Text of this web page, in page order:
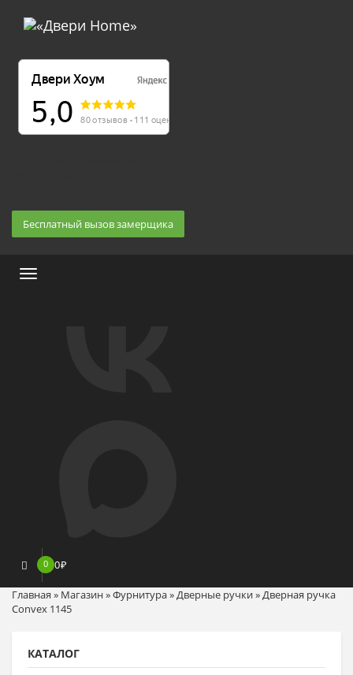
Бесплатный вызов замерщика
Меню
0 0₽
Главная » Магазин»Фурнитура»Дверные ручки»Дверная ручка
Convex 1145
КАТАЛОГ